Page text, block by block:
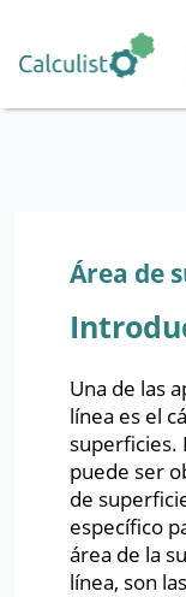
Área de
Una de las
línea es el
superficies.
puede ser
de
específico
área de la
línea, son las